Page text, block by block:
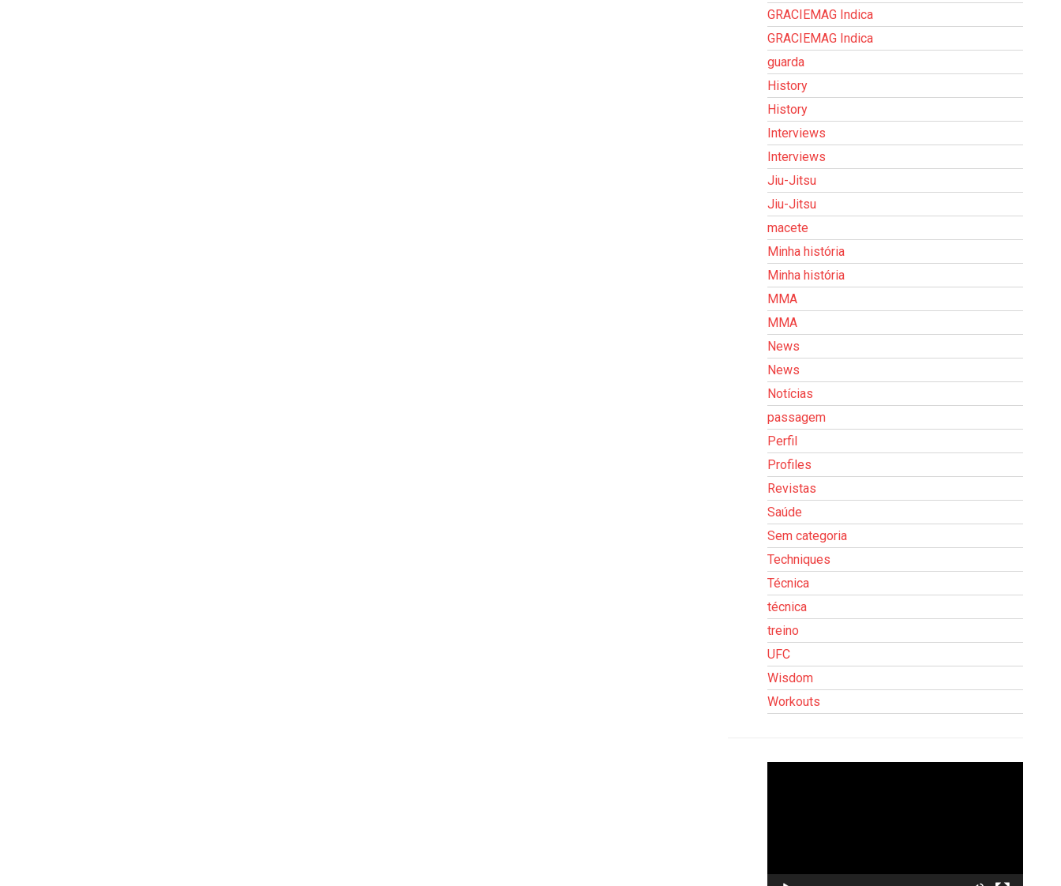
GRACIEMAG Indica
GRACIEMAG Indica
guarda
History
History
Interviews
Interviews
Jiu-Jitsu
Jiu-Jitsu
macete
Minha história
Minha história
MMA
MMA
News
News
Notícias
passagem
Perfil
Profiles
Revistas
Saúde
Sem categoria
Techniques
Técnica
técnica
treino
UFC
Wisdom
Workouts